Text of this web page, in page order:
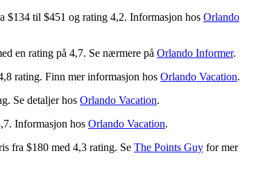
$134 til $451 og rating 4,2. Informasjon hos Orlando
en rating på 4,7. Se nærmere på Orlando Informer.
rating. Finn mer informasjon hos Orlando Vacation.
Se detaljer hos Orlando Vacation.
Informasjon hos Orlando Vacation.
fra $180 med 4,3 rating. Se The Points Guy for mer